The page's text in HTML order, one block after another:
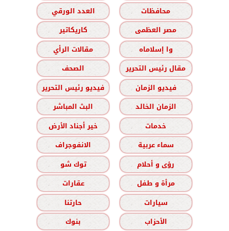
محافظات
العدد الورقي
مصر العظمى
كاريكاتير
وا إسلاماه
مقالات الرأي
مقال رئيس التحرير
الصحف
فيديو الزمان
فيديو رئيس التحرير
الزمان الخالد
البث المباشر
خدمات
خير أجناد الأرض
سماء عربية
الانفوجراف
رؤى و أحلام
توك شو
مرأة و طفل
عقارات
سيارات
حارتنا
الأحزاب
بنوك